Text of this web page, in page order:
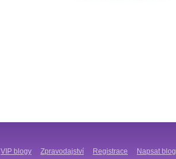
VIP blogy Zpravodajství Registrace Napsat blog